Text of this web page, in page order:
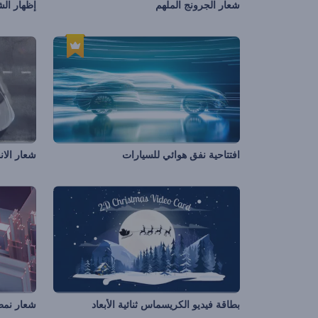
شعار الجرونج الملهم إظهار
افتتاحية نفق هوائي للسيارات شعار
بطاقة فيديو الكريسماس ثنائية الأبعاد شعار